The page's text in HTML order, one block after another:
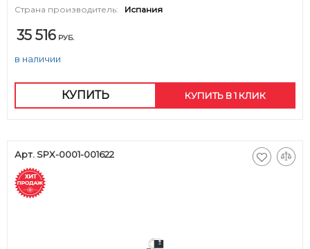
Страна производитель:
Испания
35 516 РУБ.
в наличии
КУПИТЬ КУПИТЬ В 1 КЛИК
Арт. SPX-0001-001622